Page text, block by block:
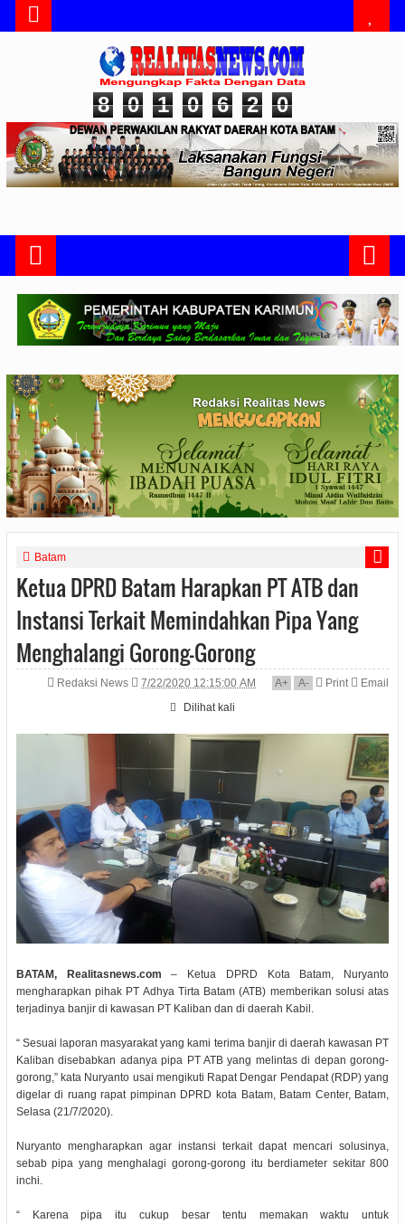
8 0 1 0 6 2 0
Batam
Ketua DPRD Batam Harapkan PT ATB dan
Instansi Terkait Memindahkan Pipa Yang
Menghalangi Gorong-Gorong
Redaksi News 7/22/2020 12:15:00 AM A+ A- Print
Email
Dilihat kali
BATAM, Realitasnews.com – Ketua DPRD Kota Batam, Nuryanto
mengharapkan pihak PT Adhya Tirta Batam (ATB) memberikan solusi atas
terjadinya banjir di kawasan PT Kaliban dan di daerah Kabil.
“ Sesuai laporan masyarakat yang kami terima banjir di daerah kawasan PT
Kaliban disebabkan adanya pipa PT ATB yang melintas di depan gorong-
gorong,” kata Nuryanto usai mengikuti Rapat Dengar Pendapat (RDP) yang
digelar di ruang rapat pimpinan DPRD kota Batam, Batam Center, Batam,
Selasa (21/7/2020).
Nuryanto mengharapkan agar instansi terkait dapat mencari solusinya,
sebab pipa yang menghalagi gorong-gorong itu berdiameter sekitar 800
inchi.
“ Karena pipa itu cukup besar tentu memakan waktu untuk